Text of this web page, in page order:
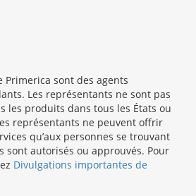
Primerica sont des agents
Les représentants ne sont pas
les produits dans tous les États ou
représentants ne peuvent offrir
qu’aux personnes se trouvant
sont autorisés ou approuvés. Pour
Divulgations importantes de